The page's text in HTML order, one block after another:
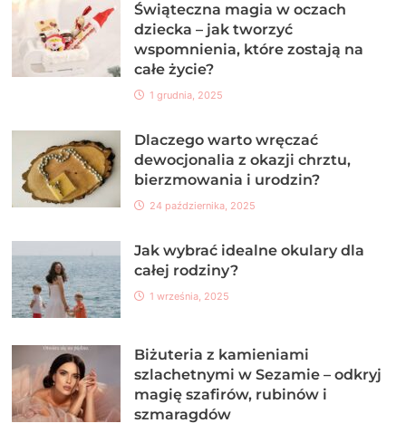
Świąteczna magia w oczach
dziecka – jak tworzyć
wspomnienia, które zostają na
całe życie?
1 grudnia, 2025
Dlaczego warto wręczać
dewocjonalia z okazji chrztu,
bierzmowania i urodzin?
24 października, 2025
Jak wybrać idealne okulary dla
całej rodziny?
1 września, 2025
Biżuteria z kamieniami
szlachetnymi w Sezamie – odkryj
magię szafirów, rubinów i
szmaragdów